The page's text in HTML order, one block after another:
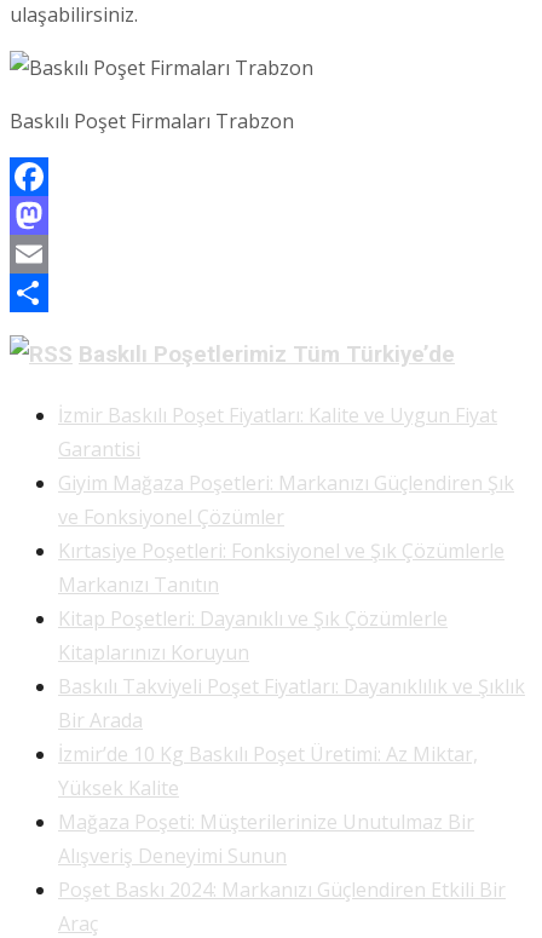
ulaşabilirsiniz.
Baskılı Poşet Firmaları Trabzon
Facebook
Mastodon
Email
Share
Baskılı Poşetlerimiz Tüm Türkiye’de
İzmir Baskılı Poşet Fiyatları: Kalite ve Uygun Fiyat
Garantisi
Giyim Mağaza Poşetleri: Markanızı Güçlendiren Şık
ve Fonksiyonel Çözümler
Kırtasiye Poşetleri: Fonksiyonel ve Şık Çözümlerle
Markanızı Tanıtın
Kitap Poşetleri: Dayanıklı ve Şık Çözümlerle
Kitaplarınızı Koruyun
Baskılı Takviyeli Poşet Fiyatları: Dayanıklılık ve Şıklık
Bir Arada
İzmir’de 10 Kg Baskılı Poşet Üretimi: Az Miktar,
Yüksek Kalite
Mağaza Poşeti: Müşterilerinize Unutulmaz Bir
Alışveriş Deneyimi Sunun
Poşet Baskı 2024: Markanızı Güçlendiren Etkili Bir
Araç